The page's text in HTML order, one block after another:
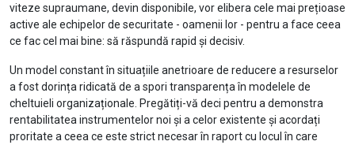
viteze supraumane, devin disponibile, vor elibera cele mai prețioase
active ale echipelor de securitate - oamenii lor - pentru a face ceea
ce fac cel mai bine: să răspundă rapid și decisiv.
Un model constant în situațiile anetrioare de reducere a resurselor
a fost dorința ridicată de a spori transparența în modelele de
cheltuieli organizaționale. Pregătiți-vă deci pentru a demonstra
rentabilitatea instrumentelor noi și a celor existente și acordați
proritate a ceea ce este strict necesar în raport cu locul în care